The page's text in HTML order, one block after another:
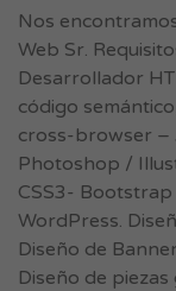
Nos
Web Sr.
Desarrollador
código
cross-browser –
Photoshop /
CSS3-
WordPress.
Diseño de
Diseño de